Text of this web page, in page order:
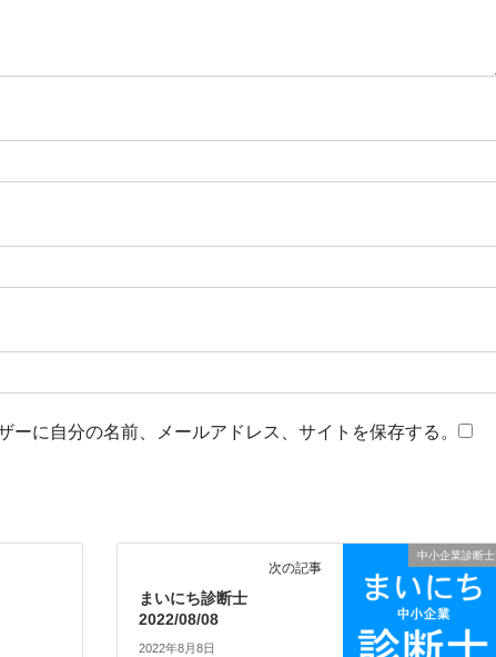
ーに自分の名前、メールアドレス、サイトを保存する。
中小企業診断士
次の記事
まいにち診断士
2022/08/08
2022年8月8日